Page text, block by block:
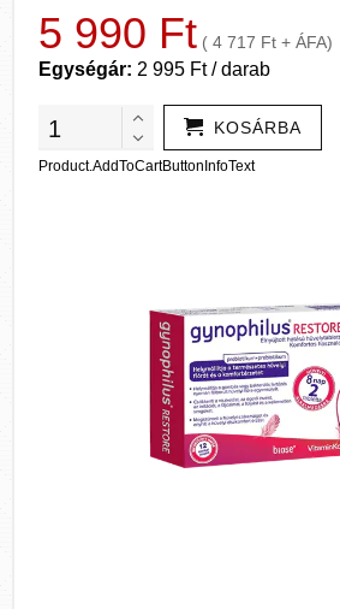
5 990 Ft ( 4 717 Ft + ÁFA)
Egységár: 2 995 Ft / darab
KOSÁRBA
Product.AddToCartButtonInfoText